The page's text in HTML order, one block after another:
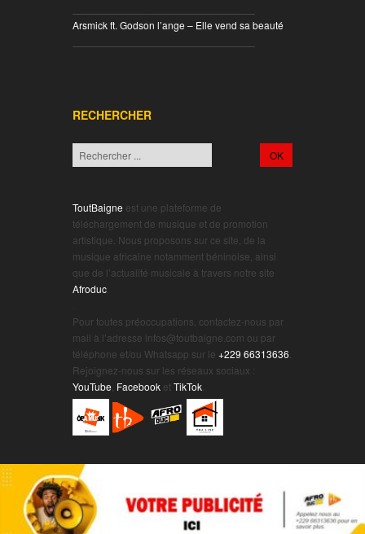
Arsmick ft. Godson l’ange – Elle vend sa beauté
RECHERCHER
ToutBaigne est une plateforme de
téléchargement de musique et de promotion
artistique. Nous proposons sur ce site, de la
musique africaine notamment béninoise, ainsi
que de l’actualité musicale à travers notre site
Afroduc
Pour toutes préoccupations, contactez-nous par
mail à l’adresse infos@toutbaigne.com ou par
téléphone et/ou Whatsapp sur le +229 66313636
Rejoignez-nous sur les réseaux sociaux :
YouTube Facebook etTikTok